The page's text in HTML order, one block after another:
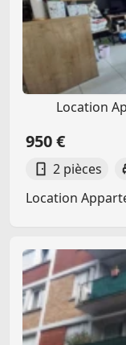
Location
950 €
2 pièces
Location